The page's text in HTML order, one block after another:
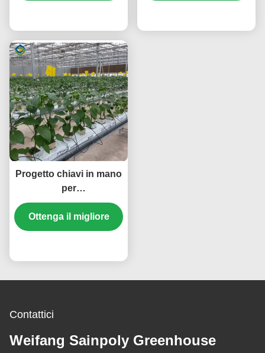
Progetto chiavi in mano
per
l'impermeabilizzazione
delle serre idroponiche
commerciali
Ottenga il migliore
Contattici
Weifang Sainpoly Greenhouse